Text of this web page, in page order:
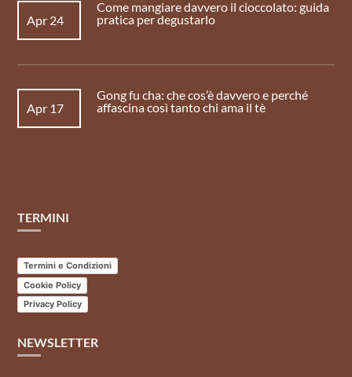
Come mangiare davvero il cioccolato: guida
pratica per degustarlo
Apr 24
Gong fu cha: che cos’è davvero e perché
affascina così tanto chi ama il tè
Apr 17
TERMINI
Termini e Condizioni
Cookie Policy
Privacy Policy
NEWSLETTER